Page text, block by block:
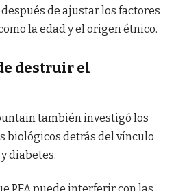
de ajustar los factores
la edad y el origen étnico.
destruir el
también investigó los
biológicos detrás del vínculo
diabetes.